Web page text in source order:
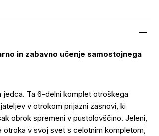
in zabavno učenje samostojnega
Ta 6-delni komplet otroškega
v otrokom prijazni zasnovi, ki
obrok spremeni v pustolovščino. Jeleni,
v svoj svet s celotnim kompletom,